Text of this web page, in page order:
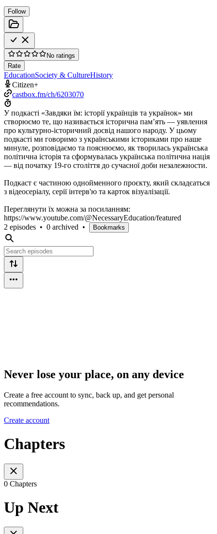
Follow
No ratings
Rate
EducationSociety & CultureHistory
Citizen+
castbox.fm/ch/6203070
У подкасті «Завдяки їм: історії українців та українок» ми
створюємо те, що називається історична пам’ять — уявлення
про культурно-історичний досвід нашого народу. У цьому
подкасті ми говоримо з українськими істориками про наше
минуле, розповідаємо та пояснюємо, як творилась українська
політична історія та сформувалась українська політична нація
— від початку 19-го століття до сучасної доби незалежности.
Подкаст є частиною однойменного проєкту, який складєаться
з відеосеріалу, серії інтерв'ю та карток візуалізації.
Переглянути їх можна за посиланням:
https://www.youtube.com/@NecessaryEducation/featured
2 episodes • 0 archived • Bookmarks
Never lose your place, on any device
Create a free account to sync, back up, and get personal
recommendations.
Create account
Chapters
0 Chapters
Up Next